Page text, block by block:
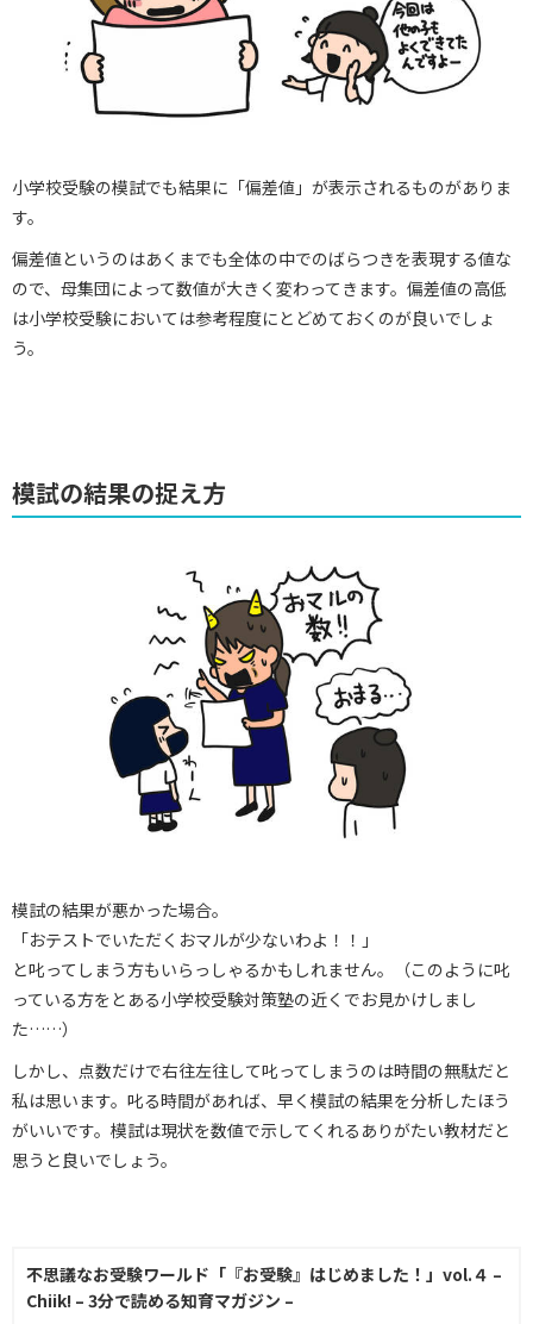
小学校受験の模試でも結果に「偏差値」が表示されるものがありま
す。
偏差値というのはあくまでも全体の中でのばらつきを表現する値な
ので、母集団によって数値が大きく変わってきます。偏差値の高低
は小学校受験においては参考程度にとどめておくのが良いでしょ
う。
模試の結果の捉え方
模試の結果が悪かった場合。
「おテストでいただくおマルが少ないわよ！！」
と叱ってしまう方もいらっしゃるかもしれません。（このように叱
っている方をとある小学校受験対策塾の近くでお見かけしまし
た……）
しかし、点数だけで右往左往して叱ってしまうのは時間の無駄だと
私は思います。叱る時間があれば、早く模試の結果を分析したほう
がいいです。模試は現状を数値で示してくれるありがたい教材だと
思うと良いでしょう。
不思議なお受験ワールド「『お受験』はじめました！」vol.４ –
Chiik! – 3分で読める知育マガジン –